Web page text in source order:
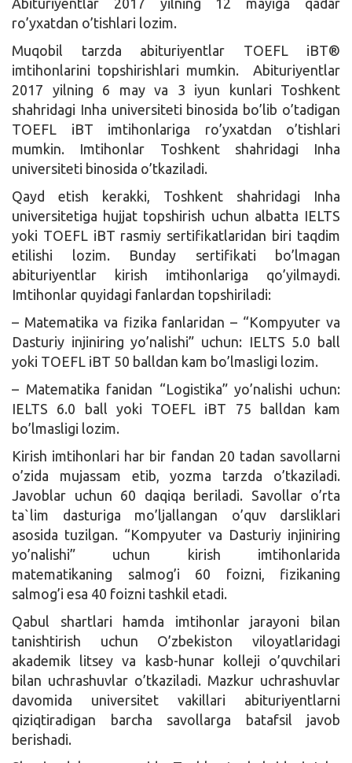
ro’yxatdan o’tishlari lozim.
Muqobil tarzda abituriyentlar TOEFL iBT®
imtihonlarini topshirishlari mumkin. Abituriyentlar
2017 yilning 6 may va 3 iyun kunlari Toshkent
shahridagi Inha universiteti binosida bo’lib o’tadigan
TOEFL iBT imtihonlariga ro’yxatdan o’tishlari
mumkin. Imtihonlar Toshkent shahridagi Inha
universiteti binosida o’tkaziladi.
Qayd etish kerakki, Toshkent shahridagi Inha
universitetiga hujjat topshirish uchun albatta IELTS
yoki TOEFL iBT rasmiy sertifikatlaridan biri taqdim
etilishi lozim. Bunday sertifikati bo’lmagan
abituriyentlar kirish imtihonlariga qo’yilmaydi.
Imtihonlar quyidagi fanlardan topshiriladi:
– Matematika va fizika fanlaridan – “Kompyuter va
Dasturiy injiniring yo’nalishi” uchun: IELTS 5.0 ball
yoki TOEFL iBT 50 balldan kam bo’lmasligi lozim.
– Matematika fanidan “Logistika” yo’nalishi uchun:
IELTS 6.0 ball yoki TOEFL iBT 75 balldan kam
bo’lmasligi lozim.
Kirish imtihonlari har bir fandan 20 tadan savollarni
o’zida mujassam etib, yozma tarzda o’tkaziladi.
Javoblar uchun 60 daqiqa beriladi. Savollar o’rta
ta`lim dasturiga mo’ljallangan o’quv darsliklari
asosida tuzilgan. “Kompyuter va Dasturiy injiniring
yo’nalishi” uchun kirish imtihonlarida
matematikaning salmog’i 60 foizni, fizikaning
salmog’i esa 40 foizni tashkil etadi.
Qabul shartlari hamda imtihonlar jarayoni bilan
tanishtirish uchun O’zbekiston viloyatlaridagi
akademik litsey va kasb-hunar kolleji o’quvchilari
bilan uchrashuvlar o’tkaziladi. Mazkur uchrashuvlar
davomida universitet vakillari abituriyentlarni
qiziqtiradigan barcha savollarga batafsil javob
berishadi.